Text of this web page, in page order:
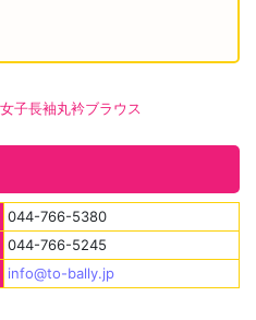
子長袖丸衿ブラウス
044-766-5380
044-766-5245
info@to-bally.jp